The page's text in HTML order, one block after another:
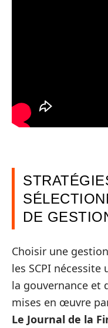
DE
Choisir une
les SCPI
la gouvernance et
mises en œuvre
Le Journal de la